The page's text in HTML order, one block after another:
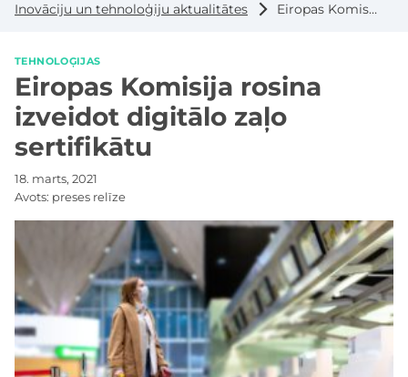
Inovāciju un tehnoloģiju aktualitātes Eiropas Komisija rosina izveidot digitālo zaļo sertifikātu
TEHNOLOĢIJAS
Eiropas Komisija rosina
izveidot digitālo zaļo
sertifikātu
18. marts, 2021
Avots: preses relīze